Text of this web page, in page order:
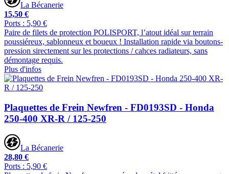
La Bécanerie
15,50 €
Ports : 5,90 €
Paire de filets de protection POLISPORT, l’atout idéal sur terrain
poussiéreux, sablonneux et boueux ! Installation rapide via boutons-
pression sirectement sur les protections / cahces radiateurs, sans
démontage requis.
Plus d'infos
Plaquettes de Frein Newfren - FD0193SD - Honda
250-400 XR-R / 125-250
La Bécanerie
28,80 €
Ports : 5,90 €